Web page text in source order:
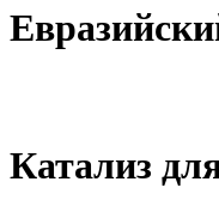
Катализ